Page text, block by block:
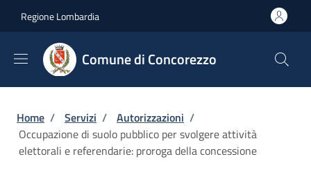
Regione Lombardia
Comune di Concorezzo
Briciole di pane
Home / Servizi / Autorizzazioni /
Occupazione di suolo pubblico per svolgere attività
elettorali e referendarie: proroga della concessione